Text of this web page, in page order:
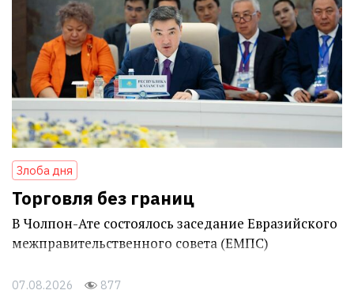
Злоба дня
Торговля без границ
В Чолпон-Ате состоялось заседание Евразийского
межправительственного совета (ЕМПС)
07.08.2026 877